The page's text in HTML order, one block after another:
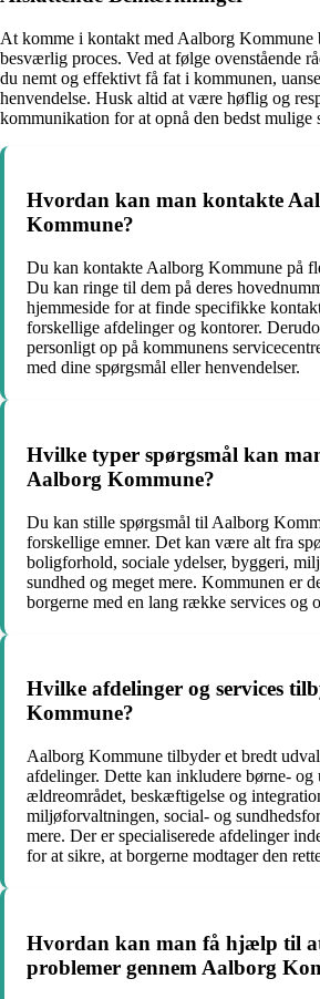
At komme i kontakt med Aalborg Kommune
besværlig proces. Ved at følge ovenstående
du nemt og effektivt få fat i kommunen,
henvendelse. Husk altid at være høflig og
kommunikation for at opnå den bedst mulige
Hvordan kan man kontakte
Kommune?
Du kan kontakte Aalborg Kommune på
Du kan ringe til dem på deres
hjemmeside for at finde specifikke
forskellige afdelinger og kontorer.
personligt op på kommunens
med dine spørgsmål eller henvendelser.
Hvilke typer spørgsmål kan
Aalborg Kommune?
Du kan stille spørgsmål til Aalborg
forskellige emner. Det kan være alt fra
boligforhold, sociale ydelser, byggeri,
sundhed og meget mere. Kommunen er
borgerne med en lang række services og
Hvilke afdelinger og services
Kommune?
Aalborg Kommune tilbyder et bredt
afdelinger. Dette kan inkludere børne- og
ældreområdet, beskæftigelse og
miljøforvaltningen, social- og
mere. Der er specialiserede afdelinger
for at sikre, at borgerne modtager den
Hvordan kan man få hjælp til
problemer gennem Aalborg